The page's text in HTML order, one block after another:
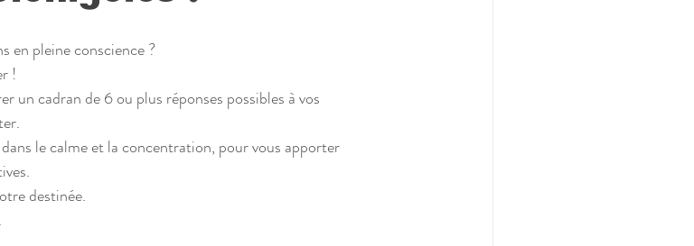
en pleine conscience ?
!
un cadran de 6 ou plus réponses possibles à vos
le calme et la concentration, pour vous apporter
destinée.